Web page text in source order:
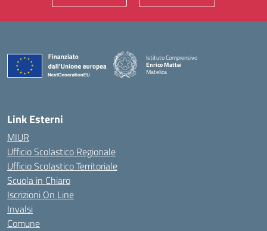
Istituto Comprensivo
Enrico Mattei
Matelica
Link Esterni
MIUR
Ufficio Scolastico Regionale
Ufficio Scolastico Territoriale
Scuola in Chiaro
Iscrizioni On Line
Invalsi
Comune